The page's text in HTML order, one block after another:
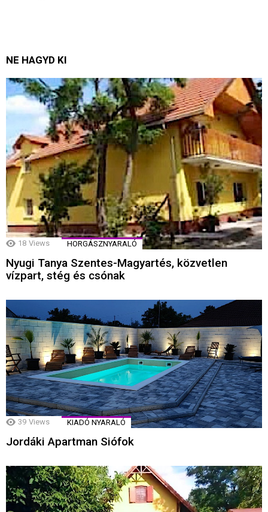
NE HAGYD KI
18 Views HORGÁSZNYARALÓ
Nyugi Tanya Szentes-Magyartés, közvetlen
vízpart, stég és csónak
39 Views KIADÓ NYARALÓ
Jordáki Apartman Siófok